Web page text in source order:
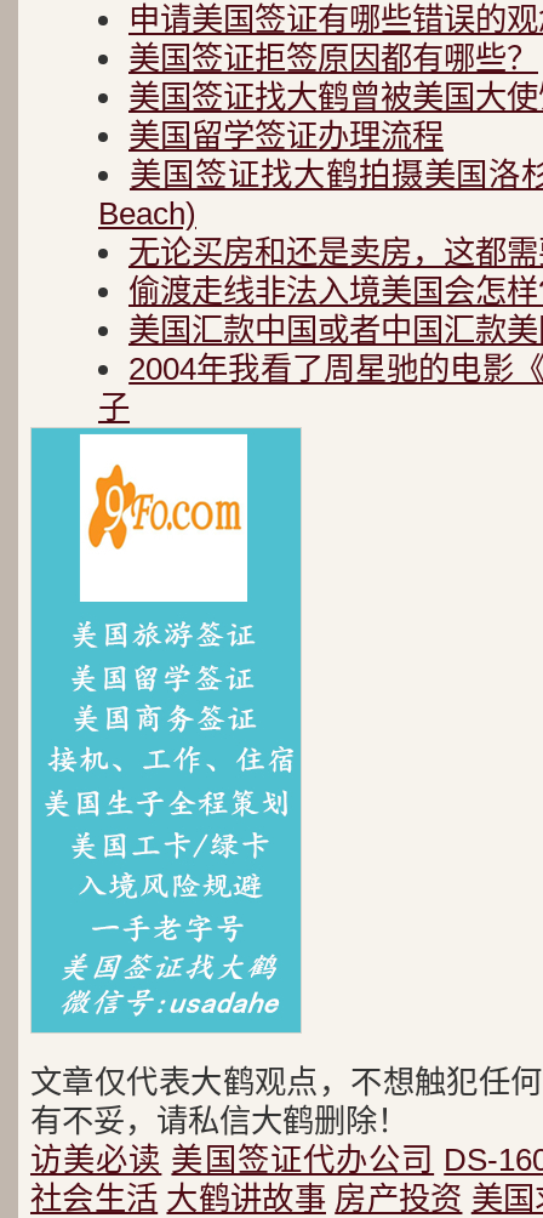
申请美国签证有哪些错误的
美国签证拒签原因都有哪些？
美国签证找大鹤曾被美国大
美国留学签证办理流程
美国签证找大鹤拍摄美国洛
Beach)
无论买房和还是卖房，这都
偷渡走线非法入境美国会怎
美国汇款中国或者中国汇款
2004年我看了周星驰的电影
子
文章仅代表大鹤观点，不想触犯任
有不妥，请私信大鹤删除！
访美必读 美国签证代办公司 DS-
社会生活 大鹤讲故事 房产投资 美